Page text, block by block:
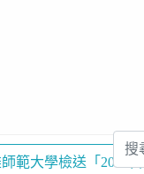
範大學檢送「2026自